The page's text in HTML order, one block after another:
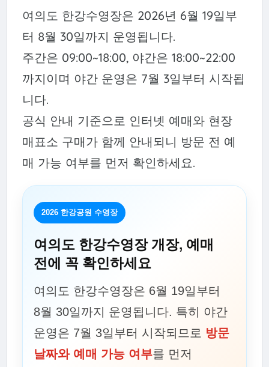
여의도 한강수영장은 2026년 6월 19일부
터 8월 30일까지 운영됩니다.
주간은 09:00~18:00, 야간은 18:00~22:00
까지이며 야간 운영은 7월 3일부터 시작됩
니다.
공식 안내 기준으로 인터넷 예매와 현장
매표소 구매가 함께 안내되니 방문 전 예
매 가능 여부를 먼저 확인하세요.
2026 한강공원 수영장
여의도 한강수영장 개장, 예매
전에 꼭 확인하세요
여의도 한강수영장은 6월 19일부터
8월 30일까지 운영됩니다. 특히 야간
운영은 7월 3일부터 시작되므로 방문
날짜와 예매 가능 여부를 먼저